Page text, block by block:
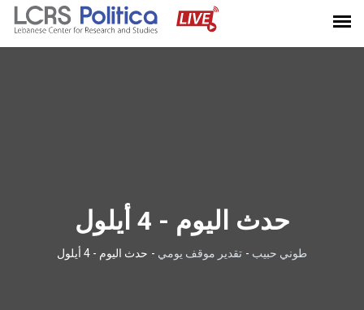
حدث اليوم - 4 أيلول
طوني حبيب - تقدير موقف يومي - حدث اليوم - 4 أيلول